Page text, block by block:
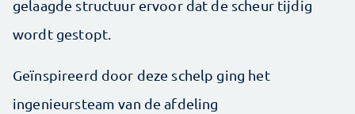
gelaagde structuur ervoor dat de scheur tijdig
wordt gestopt.
Geïnspireerd door deze schelp ging het
ingenieursteam van de afdeling